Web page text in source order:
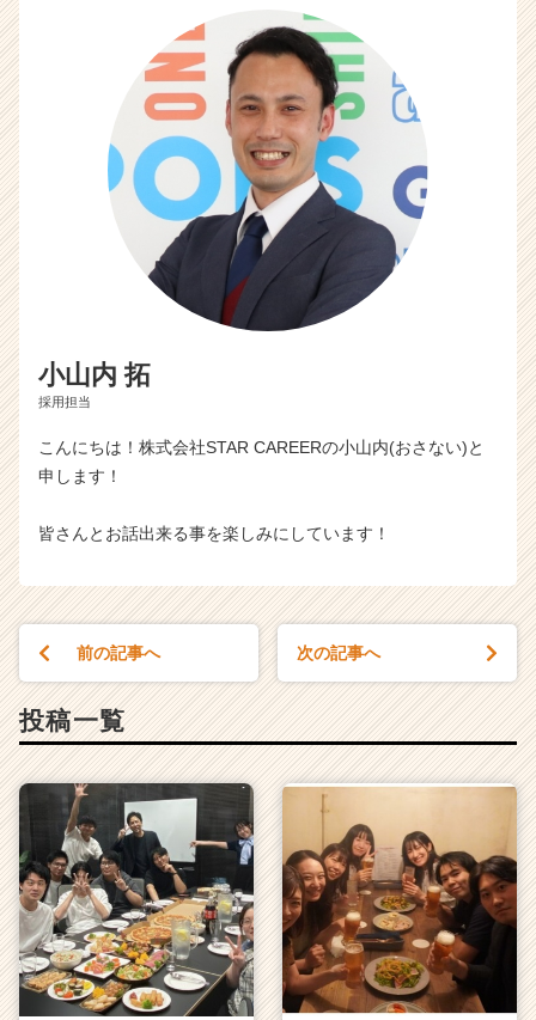
小山内 拓
採用担当
こんにちは！株式会社STAR CAREERの小山内(おさない)と
申します！
皆さんとお話出来る事を楽しみにしています！
前の記事へ 次の記事へ
投稿一覧